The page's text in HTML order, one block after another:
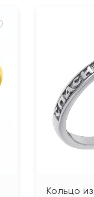
Кольцо